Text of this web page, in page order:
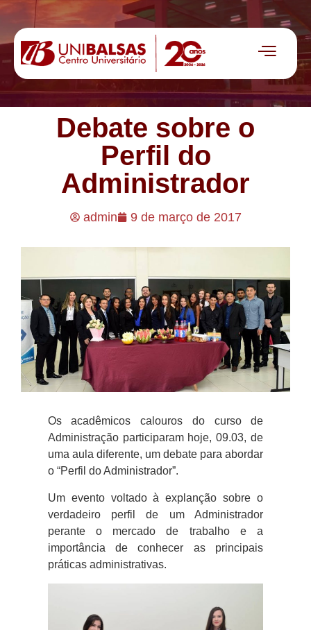
Debate sobre o
Perfil do
Administrador
admin 9 de março de 2017
Os acadêmicos calouros do curso de
Administração participaram hoje, 09.03, de
uma aula diferente, um debate para abordar
o “Perfil do Administrador”.
Um evento voltado à explanção sobre o
verdadeiro perfil de um Administrador
perante o mercado de trabalho e a
importância de conhecer as principais
práticas administrativas.